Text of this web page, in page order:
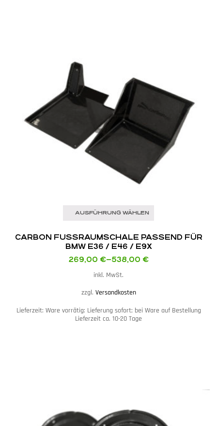
AUSFÜHRUNG WÄHLEN
CARBON FUSSRAUMSCHALE PASSEND FÜR
BMW E36 / E46 / E9X
269,00 €–538,00 €
inkl. MwSt.
zzgl. Versandkosten
Lieferzeit: Ware vorrätig: Lieferung sofort; bei Ware auf Bestellung
Lieferzeit ca. 10-20 Tage